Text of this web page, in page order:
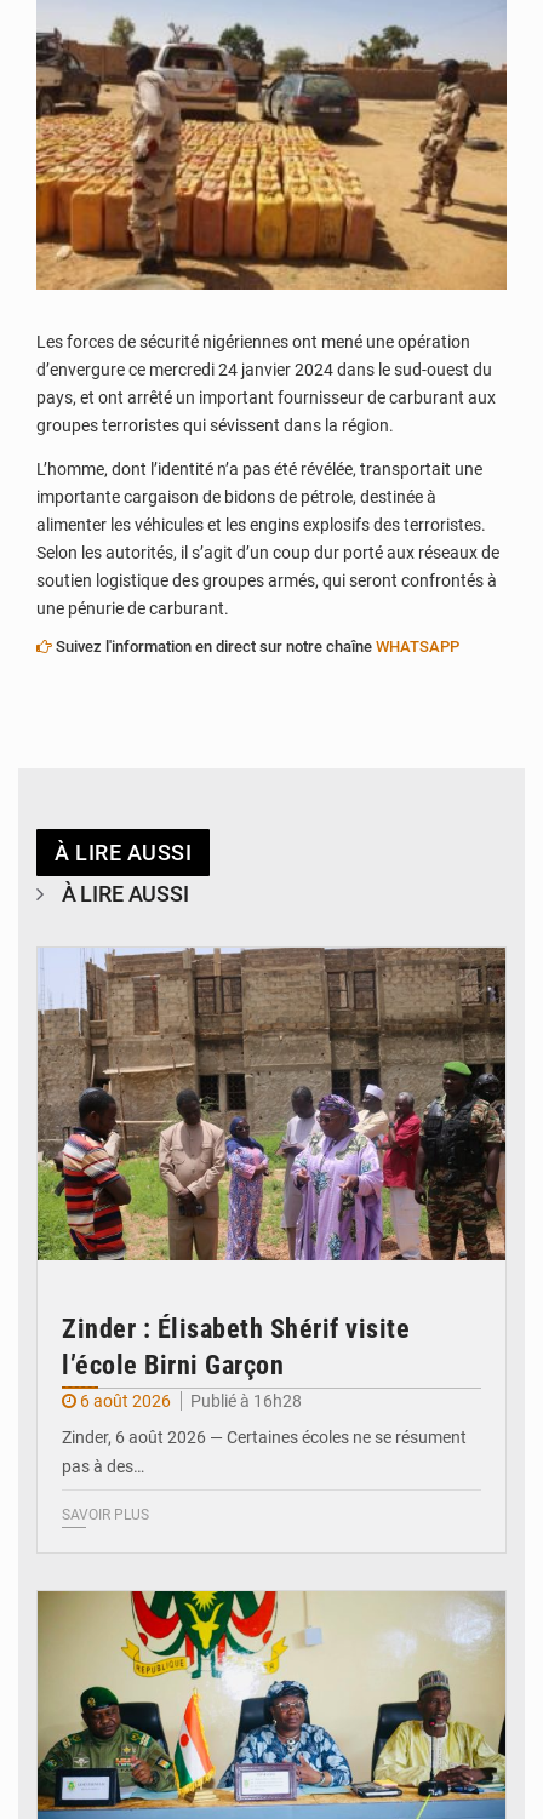
Les forces de sécurité nigériennes ont mené une opération
d’envergure ce mercredi 24 janvier 2024 dans le sud-ouest du
pays, et ont arrêté un important fournisseur de carburant aux
groupes terroristes qui sévissent dans la région.
L’homme, dont l’identité n’a pas été révélée, transportait une
importante cargaison de bidons de pétrole, destinée à
alimenter les véhicules et les engins explosifs des terroristes.
Selon les autorités, il s’agit d’un coup dur porté aux réseaux de
soutien logistique des groupes armés, qui seront confrontés à
une pénurie de carburant.
Suivez l'information en direct sur notre chaîne WHATSAPP
À LIRE AUSSI
À LIRE AUSSI
Zinder : Élisabeth Shérif visite
l’école Birni Garçon
6 août 2026
Publié à 16h28
Zinder, 6 août 2026 — Certaines écoles ne se résument
pas à des…
SAVOIR PLUS